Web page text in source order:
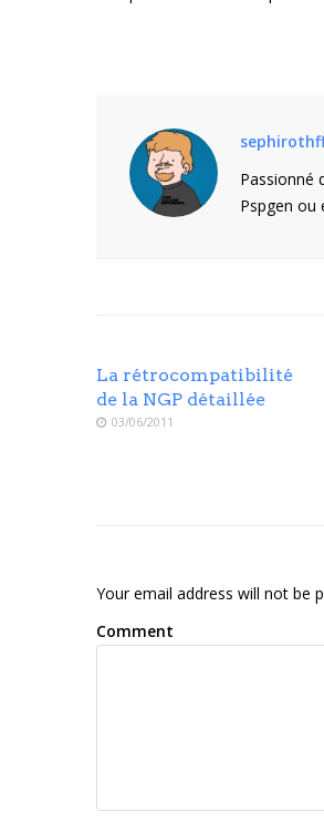
Passionné
Pspgen ou
La rétrocompatibilité
de la NGP détaillée
03/06/2011
Your email address will not be
Comment